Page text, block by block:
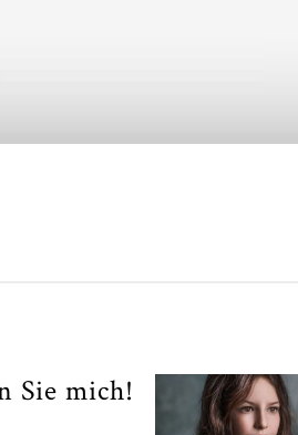
Sie mich!